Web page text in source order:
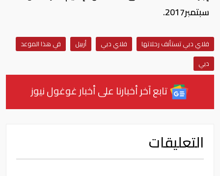
سبتمبر2017.
فلاي دبي تستأنف رحلاتها فلاي دبي أربيل
في هذا الموعد
دبي
تابع آخر أخبارنا على أخبار غوغول نيوز
التعليقات